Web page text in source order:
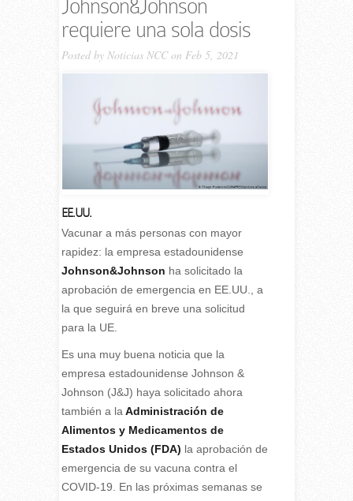
Johnson&Johnson
requiere una sola dosis
Posted by Noticias NCCon Feb 5, 2021
EE.UU.
Vacunar a más personas con mayor
rapidez: la empresa estadounidense
Johnson&Johnson ha solicitado la
aprobación de emergencia en EE.UU., a
la que seguirá en breve una solicitud
para la UE.
Es una muy buena noticia que la
empresa estadounidense Johnson &
Johnson (J&J) haya solicitado ahora
también a la Administración de
Alimentos y Medicamentos de
Estados Unidos (FDA) la aprobación de
emergencia de su vacuna contra el
COVID-19. En las próximas semanas se